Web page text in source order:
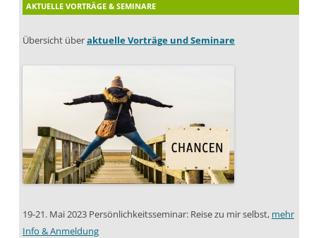
AKTUELLE VORTRÄGE & SEMINARE
Übersicht überaktuelle Vorträge und Seminare
19-21. Mai 2023 Persönlichkeitsseminar: Reise zu mir selbst, mehr
Info & Anmeldung